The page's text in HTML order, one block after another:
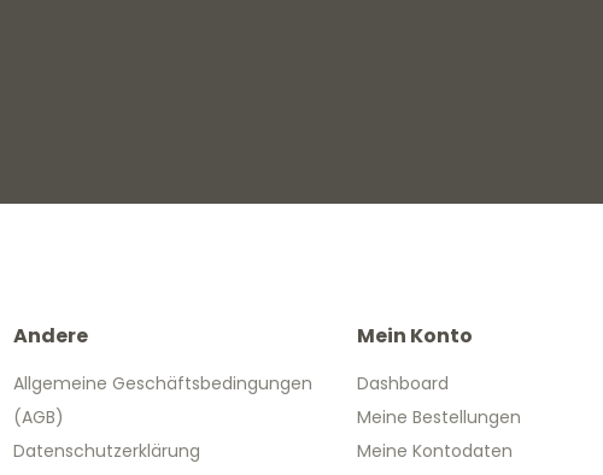
Andere
Allgemeine Geschäftsbedingungen
(AGB)
Datenschutzerklärung
Mein Konto
Dashboard
Meine Bestellungen
Meine Kontodaten